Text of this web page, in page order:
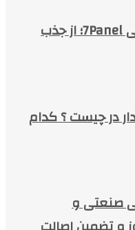
خدمات شبکه‌های اجتماعی 7Panel؛ از جذب
در چیست ؟ کدام
صنعتی و